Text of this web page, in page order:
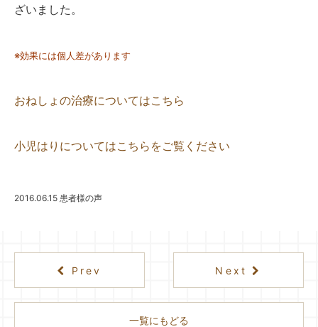
ざいました。
※効果には個人差があります
おねしょの治療についてはこちら
小児はりについてはこちらをご覧ください
2016.06.15 患者様の声
Prev
一覧にもどる
Next